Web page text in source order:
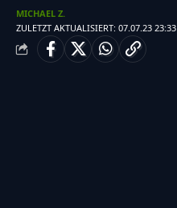
ZULETZT AKTUALISIERT: 07.07.23 23:33
MICHAEL Z.